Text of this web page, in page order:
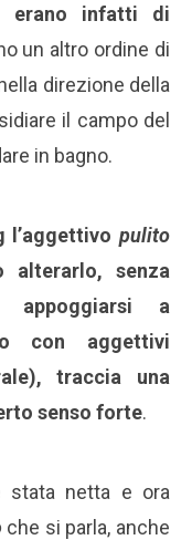
erano infatti di
un altro ordine di
direzione della
il campo del
in bagno.
l’aggettivopulito
alterarlo, senza
appoggiarsi a
con aggettivi
traccia una
senso forte.
stata netta e ora
che si parla, anche